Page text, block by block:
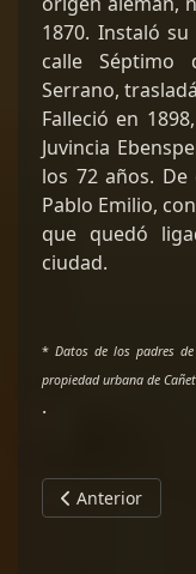
1870. Instaló
calle Séptimo
Serrano,
Falleció en
Juvincia
los 72 años.
Pablo Emilio,
que quedó
ciudad.
* Datos de los padres
propiedad urbana de
.
Artículo
Anterior